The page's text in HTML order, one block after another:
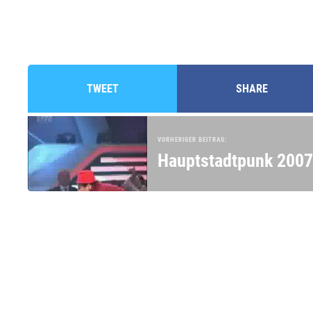
TWEET SHARE
VORHERIGER BEITRAG:
Hauptstadtpunk 2007